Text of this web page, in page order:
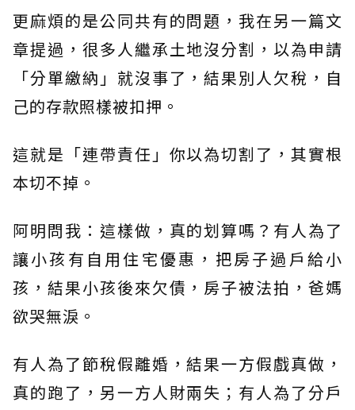
更麻煩的是公同共有的問題，我在另一篇文
章提過，很多人繼承土地沒分割，以為申請
「分單繳納」就沒事了，結果別人欠稅，自
己的存款照樣被扣押。
這就是「連帶責任」你以為切割了，其實根
本切不掉。
阿明問我：這樣做，真的划算嗎？有人為了
讓小孩有自用住宅優惠，把房子過戶給小
孩，結果小孩後來欠債，房子被法拍，爸媽
欲哭無淚。
有人為了節稅假離婚，結果一方假戲真做，
真的跑了，另一方人財兩失；有人為了分戶